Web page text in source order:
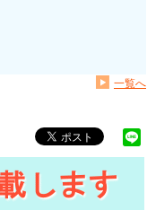
一覧へ